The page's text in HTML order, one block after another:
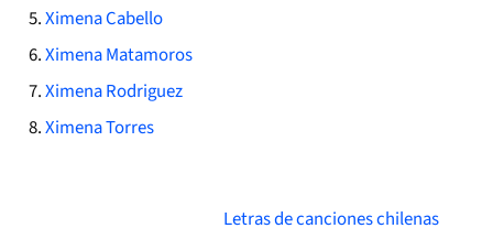
Ximena Cabello
Ximena Matamoros
Ximena Rodriguez
Ximena Torres
Letras de canciones chilenas